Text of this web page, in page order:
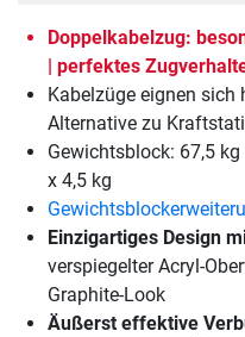
Doppelkabelzug:
| perfektes
Kabelzüge eignen sich
Alternative zu
Gewichtsblock: 67,5
x 4,5 kg
Einzigartiges Design
verspiegelter Acryl-
Graphite-Look
Äußerst effektive